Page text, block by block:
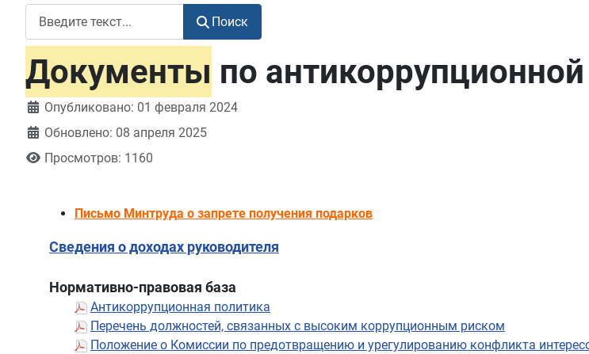
Поиск
Документы по
Информация о материале
Опубликовано: 01 февраля 2024
Обновлено: 08 апреля 2025
Просмотров: 1160
Письмо Минтруда о запрете получения подарков
Сведения о доходах руководителя
Нормативно-правовая база
Антикоррупционная политика
Перечень должностей, связанных с высоким коррупционным риском
Положение о Комиссии по предотвращению и урегулированию конфликта